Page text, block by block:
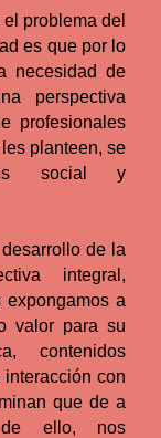
problema del
es que por lo
necesidad de
perspectiva
profesionales
planteen, se
social y
de la
integral,
a
valor para su
contenidos
con
que de a
ello, nos